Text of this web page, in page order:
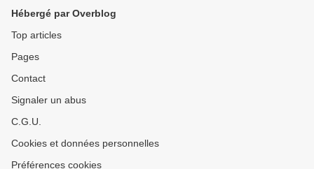
Hébergé par Overblog
Top articles
Pages
Contact
Signaler un abus
C.G.U.
Cookies et données personnelles
Préférences cookies